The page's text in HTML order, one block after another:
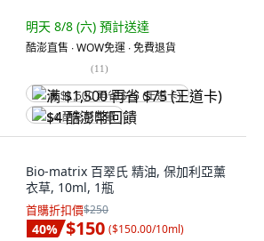
明天 8/8 (六) 預計送達
酷澎直售 ∙ WOW免運 ∙ 免費退貨
(11)
满 $1,500 再省 $75 (王道卡)
$4 酷澎幣回饋
Bio-matrix 百翠氏 精油, 保加利亞薰
衣草, 10ml, 1瓶
首購折扣價$250
40% $150 ($150.00/10ml)